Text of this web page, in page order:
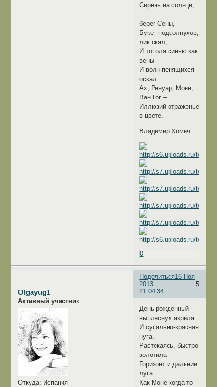
Сирень на солнце,
берег Сены,
Букет подсолнухов,
лик скал,
И тополя синью как
вены,
И волн пенящихся
оскал.
Ах, Ренуар, Моне,
Ван Гог –
Иллюзий отраженье
в цвете.
Владимир Хомич
0
Поделиться
5
16 Ноя
2013
21:04:34
Olgayug1
Активный участник
Откуда: Испания
День рожденный
выплеснул акрила
И сусально-красная
нуга,
Растекаясь, быстро
золотила
Горизонт и дальние
луга.
Как Моне когда-то